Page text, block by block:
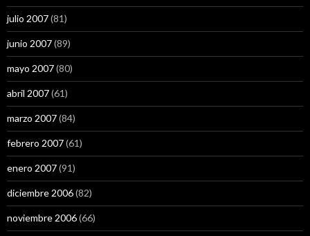
julio 2007(81)
junio 2007(89)
mayo 2007(80)
abril 2007(61)
marzo 2007(84)
febrero 2007(61)
enero 2007(91)
diciembre 2006(82)
noviembre 2006(66)